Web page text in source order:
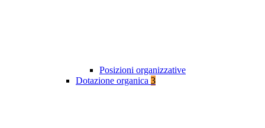
Posizioni organizzative
Dotazione organica 3